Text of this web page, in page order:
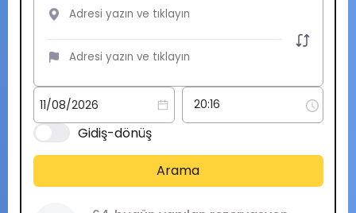
Gidiş-dönüş
Arama